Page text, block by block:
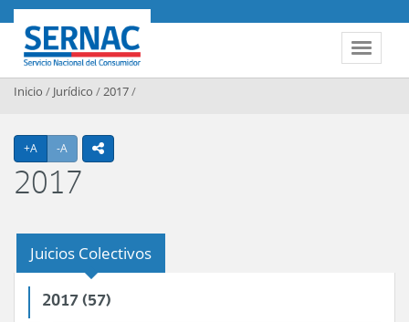
Contenido principal
Toggle
SERNAC
Inicio / Jurídico /2017/
+A Agrandar texto
-A Achicar textoicono compartir
2017
Juicios Colectivos
2017 (57)